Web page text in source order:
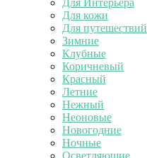
Для Интерьера
Для кожи
Для путешествий
Зимние
Клубные
Коричневый
Красный
Летние
Нежный
Неоновые
Новогодние
Ночные
Осветляющие